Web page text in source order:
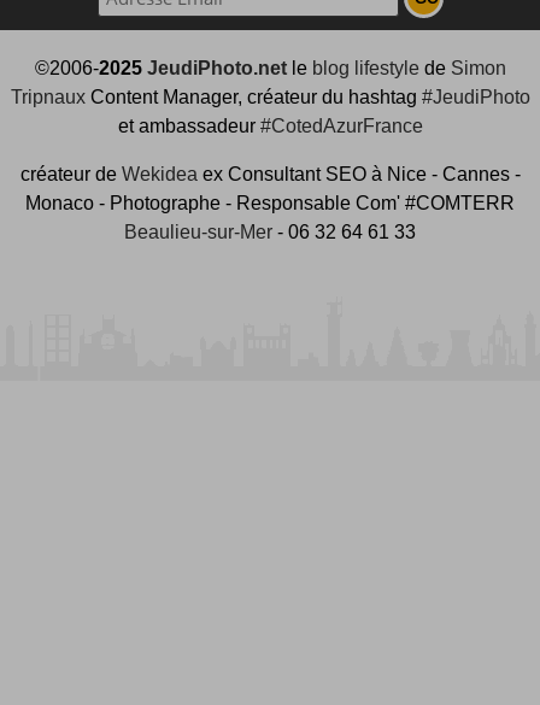
©2006-2025 JeudiPhoto.netle blog lifestylede Simon
TripnauxContent Manager, créateur du hashtag #JeudiPhoto
et ambassadeur #CotedAzurFrance
créateur de Wekideaex Consultant SEO à Nice - Cannes -
Monaco - Photographe - Responsable Com' #COMTERR
Beaulieu-sur-Mer - 06 32 64 61 33